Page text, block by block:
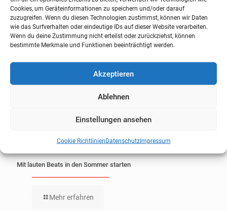
Cookies, um Geräteinformationen zu speichern und/oder darauf
zuzugreifen. Wenn du diesen Technologien zustimmst, können wir Daten
wie das Surfverhalten oder eindeutige IDs auf dieser Website verarbeiten.
Wenn du deine Zustimmung nicht erteilst oder zurückziehst, können
bestimmte Merkmale und Funktionen beeinträchtigt werden.
Akzeptieren
Ablehnen
Einstellungen ansehen
Cookie RichtlinienDatenschutzImpressum
Mit lauten Beats in den Sommer starten
Mehr erfahren